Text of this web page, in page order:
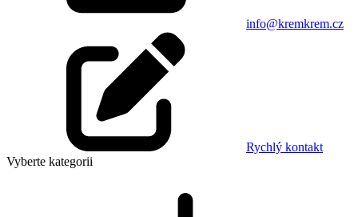
info@kremkrem.cz
Rychlý kontakt
Vyberte kategorii